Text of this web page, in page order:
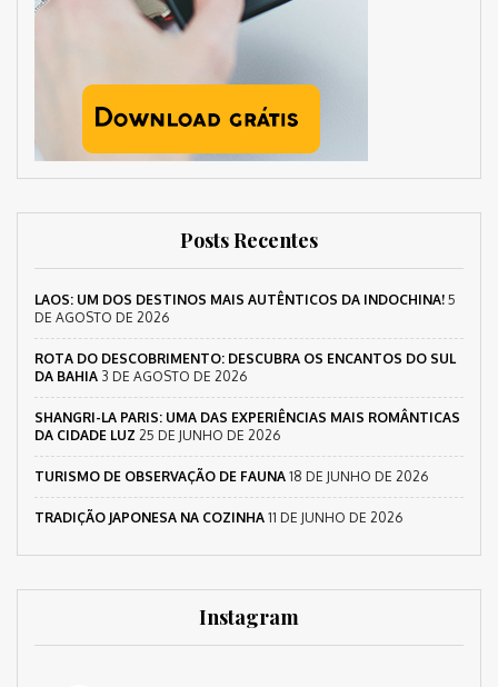
Posts Recentes
LAOS: UM DOS DESTINOS MAIS AUTÊNTICOS DA INDOCHINA! 5
DE AGOSTO DE 2026
ROTA DO DESCOBRIMENTO: DESCUBRA OS ENCANTOS DO SUL
DA BAHIA 3 DE AGOSTO DE 2026
SHANGRI-LA PARIS: UMA DAS EXPERIÊNCIAS MAIS ROMÂNTICAS
DA CIDADE LUZ 25 DE JUNHO DE 2026
TURISMO DE OBSERVAÇÃO DE FAUNA 18 DE JUNHO DE 2026
TRADIÇÃO JAPONESA NA COZINHA 11 DE JUNHO DE 2026
Instagram